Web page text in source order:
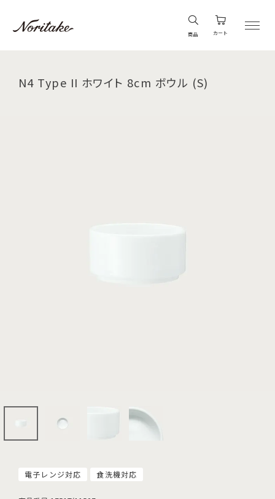
商品 カート
N4 Type II ホワイト 8cm ボウル (S)
電子レンジ対応 食洗機対応